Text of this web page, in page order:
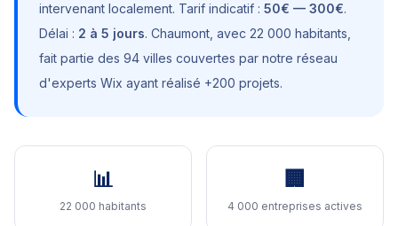
intervenant localement. Tarif indicatif : 50€ — 300€.
Délai : 2 à 5 jours. Chaumont , avec 22 000 habitants
fait partie des 94 villes couvertes par notre réseau
d'experts Wix ayant réalisé +200 projets.
📊
22 000 habitants
🏢
4 000 entreprises actives